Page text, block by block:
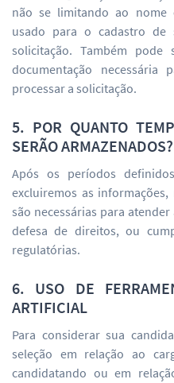
não se limitando ao nome
usado para o cadastro
solicitação. Também pode
documentação
processar a solicitação.
5. POR QUANTO
SERÃO ARMAZENADOS?
Após os períodos
excluiremos as
são necessárias para
defesa de direitos, ou
regulatórias.
6. USO DE
ARTIFICIAL
Para considerar sua
seleção em relação ao
candidatando ou em